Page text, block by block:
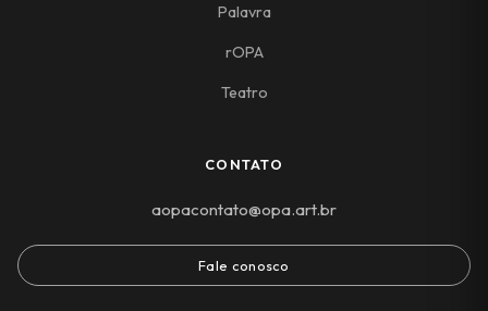
Palavra
rOPA
Teatro
CONTATO
aopacontato@opa.art.br
Fale conosco